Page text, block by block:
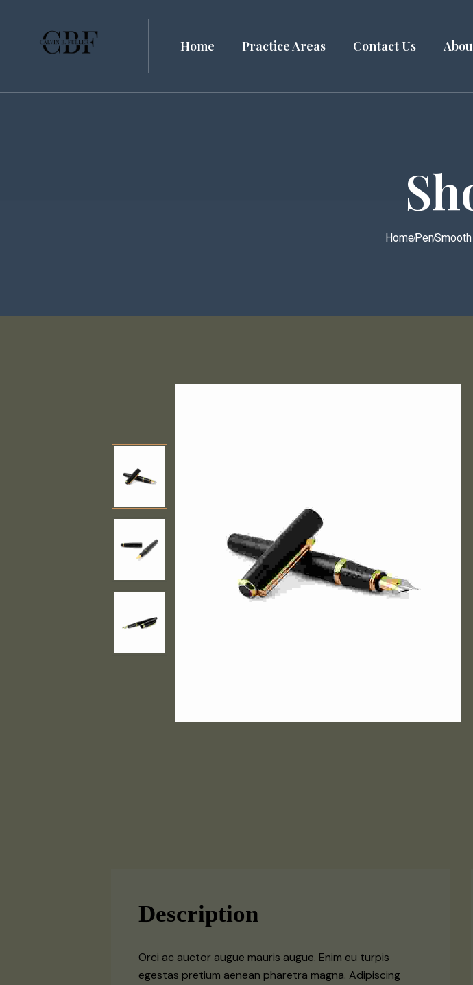
Home Practice Areas Contact Us
HomePen
Description
Orci ac auctor augue mauris augue. Enim eu turpis
egestas pretium aenean pharetra magna. Adipiscing